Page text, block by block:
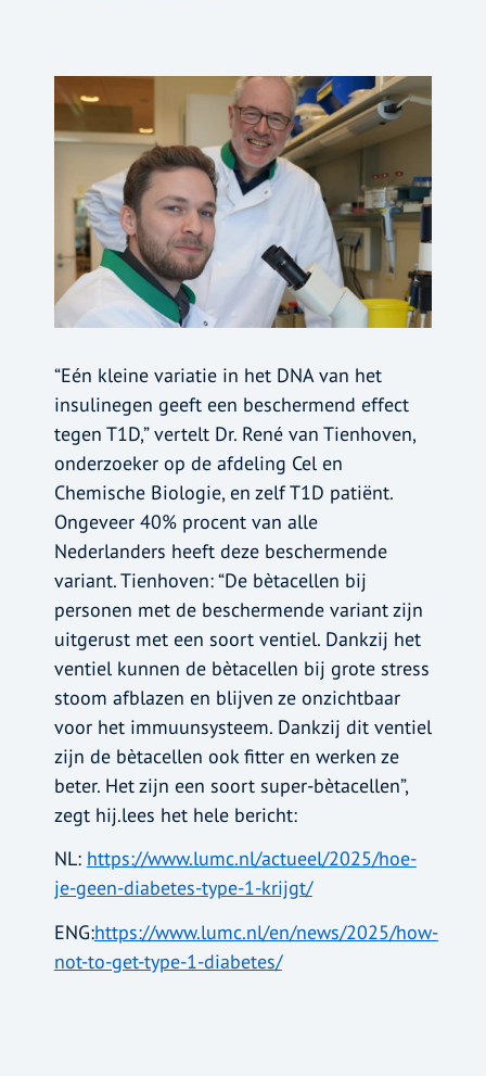
“Eén kleine variatie in het DNA van het
insulinegen geeft een beschermend effect
tegen T1D,” vertelt Dr. René van Tienhoven,
onderzoeker op de afdeling Cel en
Chemische Biologie, en zelf T1D patiënt.
Ongeveer 40% procent van alle
Nederlanders heeft deze beschermende
variant. Tienhoven: “De bètacellen bij
personen met de beschermende variant zijn
uitgerust met een soort ventiel. Dankzij het
ventiel kunnen de bètacellen bij grote stress
stoom afblazen en blijven ze onzichtbaar
voor het immuunsysteem. Dankzij dit ventiel
zijn de bètacellen ook fitter en werken ze
beter. Het zijn een soort super-bètacellen”,
zegt hij.lees het hele bericht:
NL: https://www.lumc.nl/actueel/2025/hoe-
je-geen-diabetes-type-1-krijgt/
ENG:https://www.lumc.nl/en/news/2025/how-
not-to-get-type-1-diabetes/